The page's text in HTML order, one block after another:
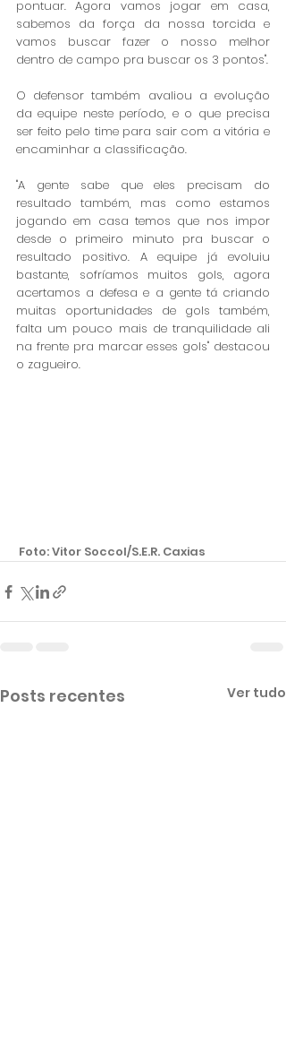
pontuar. Agora vamos jogar em casa,
sabemos da força da nossa torcida e
vamos buscar fazer o nosso melhor
O defensor também avaliou a evolução
da equipe neste período, e o que precisa
ser feito pelo time para sair com a vitória e
encaminhar a classificação.
"A gente sabe que eles precisam do
resultado também, mas como estamos
jogando em casa temos que nos impor
desde o primeiro minuto pra buscar o
resultado positivo. A equipe já evoluiu
bastante, sofríamos muitos gols, agora
acertamos a defesa e a gente tá criando
muitas oportunidades de gols também,
falta um pouco mais de tranquilidade ali
na frente pra marcar esses gols" destacou
o zagueiro.
Foto: Vitor Soccol/S.E.R. Caxias
Posts recentes Ver tudo